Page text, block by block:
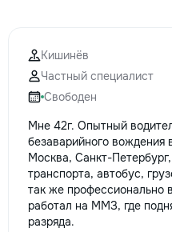
Кишинёв
Частный специалист
Свободен
Мне 42г. Опытный
безаварийного вождения
Москва, Санкт-
транспорта, автобус,
так же профессионально
работал на ММЗ, где
разряда.